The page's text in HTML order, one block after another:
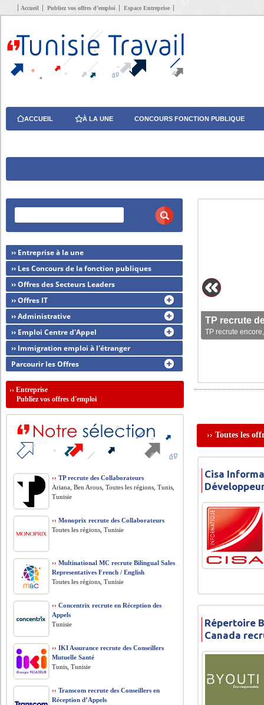
Accueil Publiez vos offres d’emploi Espace Entreprise
ACCUEIL À LA UNE CONCOURS FONCTION PUBLIQUE
TP recrute
TP recrute
›› Toutes les
Cisa
Répertoire
Canada
›› Entreprise à la une
›› Les Concours de la fonction publiques
›› Offres des Secteurs Leaders
›› Offres IT
›› Administrative
›› Emploi Centre d'Appel
›› Immigration emploi à l'étranger
Parcourir les Offres
››Entreprise
Publiez vos offres d'emploi
›› TP recrute des Collaborateurs
Ariana, Ben Arous, Toutes les régions, Tunis,
Tunisie
›› Monoprix recrute des Collaborateurs
Toutes les régions, Tunisie
›› Multinational MC recrute Bilingual Sales
Representatives French / English
Toutes les régions, Tunisie
›› Concentrix recrute en Réception des
Appels
Tunisie
›› IKI Assurance recrute des Conseillers
Mutuelle Santé
Tunis, Tunisie
›› Transcom recrute des Conseillers en
Réception d’Appels